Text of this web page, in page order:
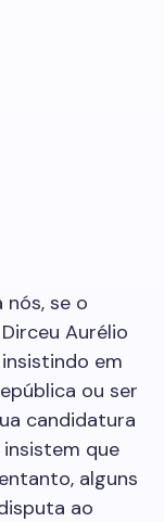
nós, se o
Aurélio
em
ou ser
candidatura
insistem que
alguns
ao